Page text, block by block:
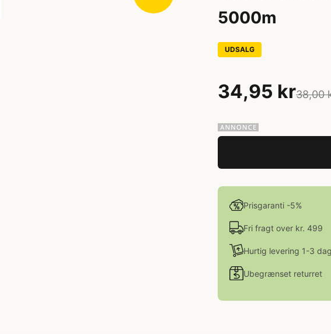
5000m
UDSALG
34,95 kr38,00
Prisgaranti -5%
Fri fragt over kr. 499
Hurtig levering 1-3
Ubegrænset returret